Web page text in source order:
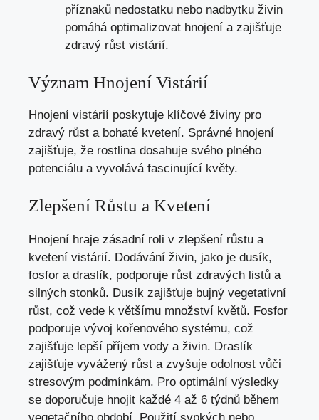
příznaků nedostatku nebo nadbytku živin
pomáhá optimalizovat hnojení a zajišťuje
zdravý růst vistárií.
Význam Hnojení Vistárií
Hnojení vistárií poskytuje klíčové živiny pro
zdravý růst a bohaté kvetení. Správné hnojení
zajišťuje, že rostlina dosahuje svého plného
potenciálu a vyvolává fascinující květy.
Zlepšení Růstu a Kvetení
Hnojení hraje zásadní roli v zlepšení růstu a
kvetení vistárií. Dodávání živin, jako je dusík,
fosfor a draslík, podporuje růst zdravých listů a
silných stonků. Dusík zajišťuje bujný vegetativní
růst, což vede k většímu množství květů. Fosfor
podporuje vývoj kořenového systému, což
zajišťuje lepší příjem vody a živin. Draslík
zajišťuje vyvážený růst a zvyšuje odolnost vůči
stresovým podmínkám. Pro optimální výsledky
se doporučuje hnojit každé 4 až 6 týdnů během